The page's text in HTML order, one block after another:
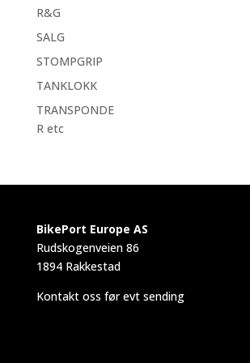
R&G
SALG
STOMPGRIP
TANKLOKK
TRANSPONDE
R etc
BikePort Europe AS
Rudskogenveien 86
1894 Rakkestad
Kontakt oss før evt sending